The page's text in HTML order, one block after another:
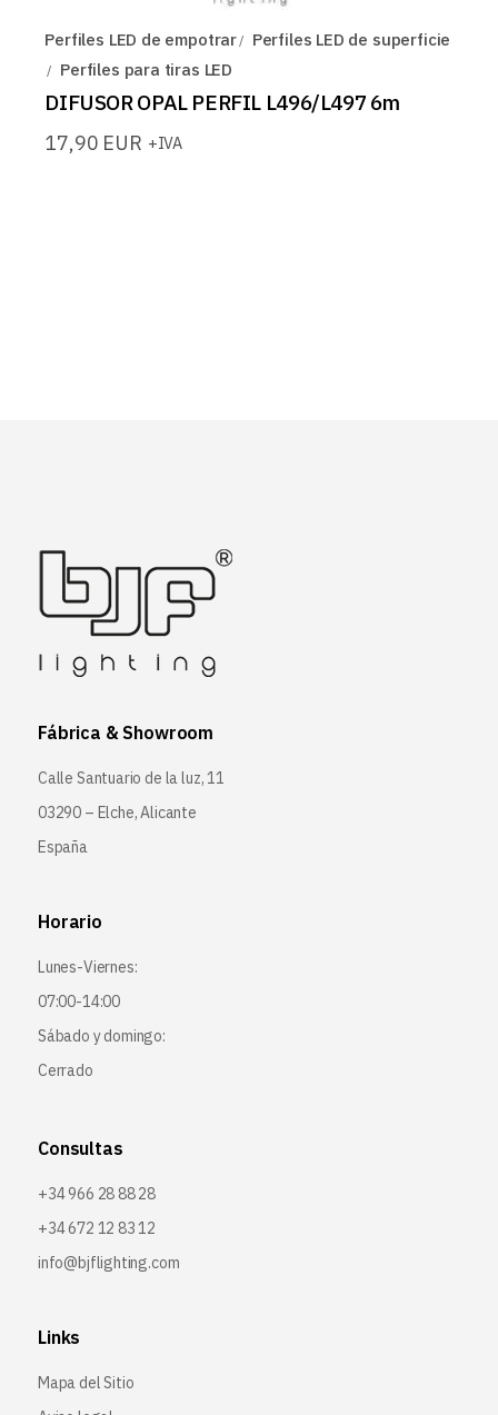
Perfiles LED de empotrar
Perfiles LED de superficie
Perfiles para tiras LED
DIFUSOR OPAL PERFIL L496/L497 6m
17,90 EUR +IVA
Fábrica & Showroom
Calle Santuario de la luz, 11
03290 – Elche, Alicante
España
Horario
Lunes-Viernes:
07:00-14:00
Sábado y domingo:
Cerrado
Consultas
+34 966 28 88 28
+34 672 12 83 12
info@bjflighting.com
Links
Mapa del Sitio